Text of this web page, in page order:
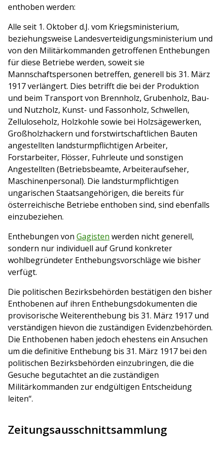
enthoben werden:
Alle seit 1. Oktober d.J. vom Kriegsministerium,
beziehungsweise Landesverteidigungsministerium und
von den Militärkommanden getroffenen Enthebungen
für diese Betriebe werden, soweit sie
Mannschaftspersonen betreffen, generell bis 31. März
1917 verlängert. Dies betrifft die bei der Produktion
und beim Transport von Brennholz, Grubenholz, Bau-
und Nutzholz, Kunst- und Fassonholz, Schwellen,
Zelluloseholz, Holzkohle sowie bei Holzsägewerken,
Großholzhackern und forstwirtschaftlichen Bauten
angestellten landsturmpflichtigen Arbeiter,
Forstarbeiter, Flösser, Fuhrleute und sonstigen
Angestellten (Betriebsbeamte, Arbeiteraufseher,
Maschinenpersonal). Die landsturmpflichtigen
ungarischen Staatsangehörigen, die bereits für
österreichische Betriebe enthoben sind, sind ebenfalls
einzubeziehen.
Enthebungen von Gagisten werden nicht generell,
sondern nur individuell auf Grund konkreter
wohlbegründeter Enthebungsvorschläge wie bisher
verfügt.
Die politischen Bezirksbehörden bestätigen den bisher
Enthobenen auf ihren Enthebungsdokumenten die
provisorische Weiterenthebung bis 31. März 1917 und
verständigen hievon die zuständigen Evidenzbehörden.
Die Enthobenen haben jedoch ehestens ein Ansuchen
um die definitive Enthebung bis 31. März 1917 bei den
politischen Bezirksbehörden einzubringen, die die
Gesuche begutachtet an die zuständigen
Militärkommanden zur endgültigen Entscheidung
leiten“.
Zeitungsausschnittsammlung